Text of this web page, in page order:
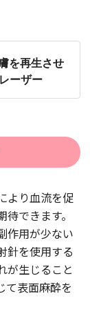
を再生させ
ーザー
より血流を促
できます。
作用が少ない
針を使用する
が生じること
て表面麻酔を